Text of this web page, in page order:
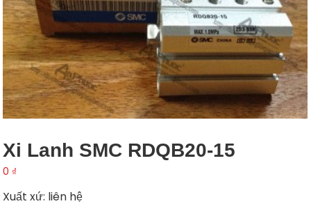
Xi Lanh SMC RDQB20-15
0 ₫
Xuất xứ: liên hệ